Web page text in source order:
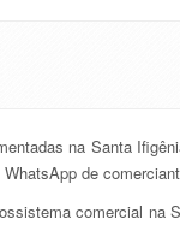
na Santa
de
comercial na